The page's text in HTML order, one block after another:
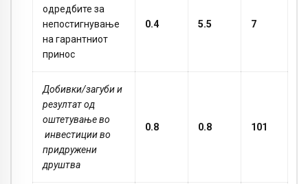
одредбите за
непостигнување
на гарантниот
принос
0.4 5.5 7
Добивки/загуби и
резултат од
оштетување во
инвестиции во
придружени
друштва
0.8 0.8 101